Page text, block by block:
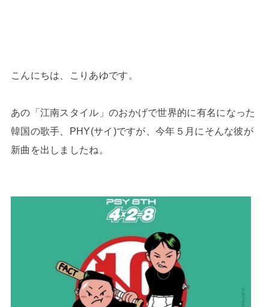
こんにちは、こりあゆです。
あの「江南スタイル」のおかげで世界的に有名になった
韓国の歌手、PHY(サイ)ですが、今年５月にそんな彼が
新曲を出しましたね。